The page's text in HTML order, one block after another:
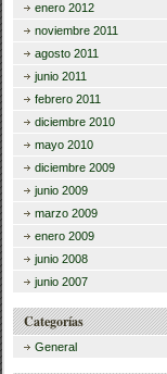
enero 2012
noviembre 2011
agosto 2011
junio 2011
febrero 2011
diciembre 2010
mayo 2010
diciembre 2009
junio 2009
marzo 2009
enero 2009
junio 2008
junio 2007
Categorías
General